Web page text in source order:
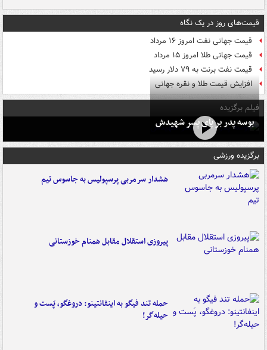
قیمت‌های روز در یک نگاه
قیمت جهانی نفت امروز ۱۶ مرداد
قیمت جهانی طلا امروز ۱۵ مرداد
قیمت نفت برنت به ۷۹ دلار رسید
افزایش قیمت طلا و نقره جهانی
فیلم برگزیده
بوسه‌ پدر بر پای پسر شهیدش
برگزیده ورزشی
هشدار سرمربی پرسپولیس به جاسوس تیم
پیروزی استقلال مقابل همنام خوزستانی
حمله تند فیگو به اینفانتینو: دروغگو، پَست‌ و
حیله‌گر!